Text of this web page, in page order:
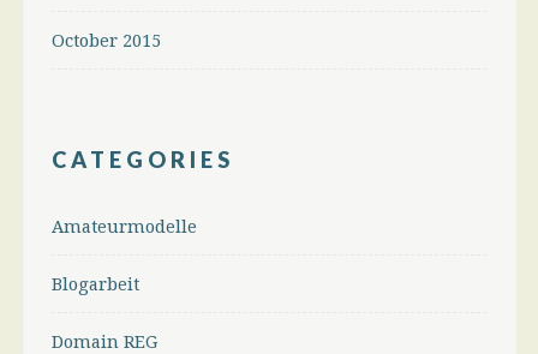
October 2015
CATEGORIES
Amateurmodelle
Blogarbeit
Domain REG